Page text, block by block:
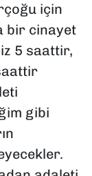
için
bir cinayet
5 saattir,
gibi